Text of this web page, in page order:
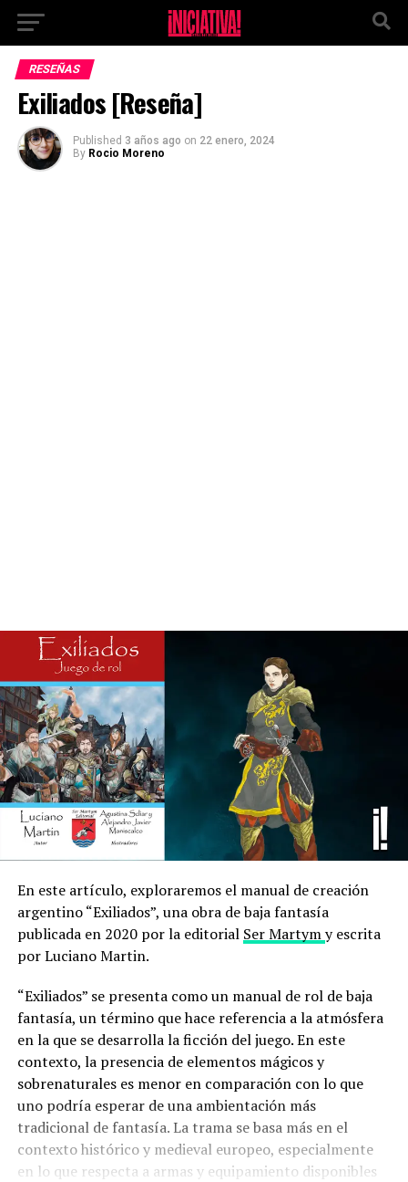
RESEÑAS
Exiliados [Reseña]
Published 3 años ago on 22 enero, 2024
By Rocio Moreno
En este artículo, exploraremos el manual de creación
argentino “Exiliados”, una obra de baja fantasía
publicada en 2020 por la editorial Ser Martymy escrita
por Luciano Martin.
“Exiliados” se presenta como un manual de rol de baja
fantasía, un término que hace referencia a la atmósfera
en la que se desarrolla la ficción del juego. En este
contexto, la presencia de elementos mágicos y
sobrenaturales es menor en comparación con lo que
uno podría esperar de una ambientación más
tradicional de fantasía. La trama se basa más en el
contexto histórico y medieval europeo, especialmente
en lo que respecta a armas y equipamiento disponibles
Ir a la versión móvil